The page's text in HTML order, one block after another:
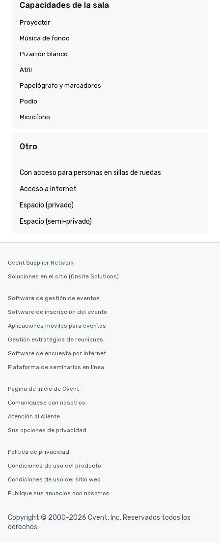
Capacidades de la sala
Proyector
Música de fondo
Pizarrón blanco
Atril
Papelógrafo y marcadores
Podio
Micrófono
Otro
Con acceso para personas en sillas de ruedas
Acceso a Internet
Espacio (privado)
Espacio (semi-privado)
Cvent Supplier Network
Soluciones en el sitio (Onsite Solutions)
Software de gestión de eventos
Software de inscripción del evento
Aplicaciones móviles para eventos
Gestión estratégica de reuniones
Software de encuesta por Internet
Plataforma de seminarios en línea
Página de inicio de Cvent
Comuníquese con nosotros
Atención al cliente
Sus opciones de privacidad
Política de privacidad
Condiciones de uso del producto
Condiciones de uso del sitio web
Publique sus anuncios con nosotros
Copyright © 2000-2026 Cvent, Inc. Reservados todos los
derechos.